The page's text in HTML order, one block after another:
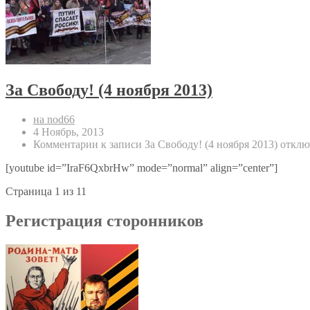
За Свободу! (4 ноября 2013)
на nod66
4 Ноябрь, 2013
Комментарии к записи За Свободу! (4 ноября 2013)
[youtube id=”IraF6QxbrHw” mode=”normal” align=”center”]
Страница 1 из 11
Регистрация сторонников